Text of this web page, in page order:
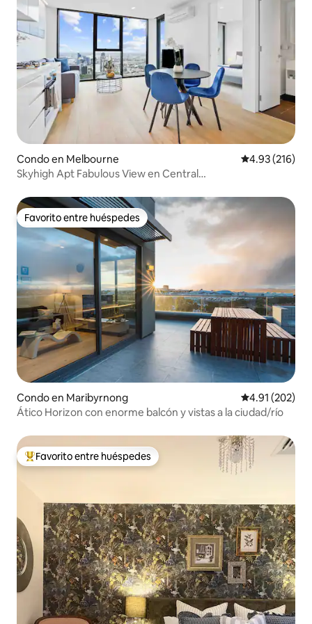
Condo en Melbourne Calificación
4.93 (216)
Skyhigh Apt Fabulous View en Central
Favorito entre huéspedes
Favorito entre huéspedes
Condo en Maribyrnong Calificación
4.91 (202)
Ático Horizon con enorme balcón y vistas a la ciudad/río
Favorito entre huéspedes preferido
Favorito entre huéspedes